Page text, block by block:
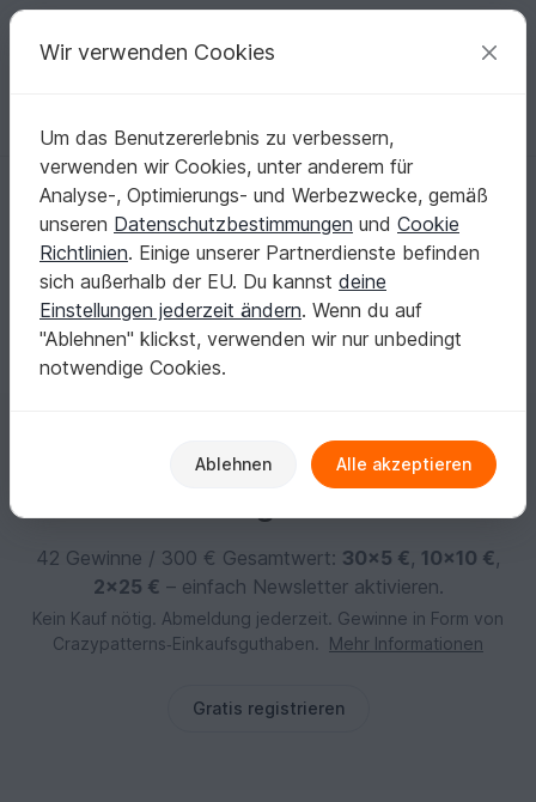
Deine kreativen Ideen
Deutsch | € (EUR) einloggen Kostenlos registrieren
strickfee61
Keine Informationen vorhanden
Gewinne jeden Monat
42 Gewinne / 300 € Gesamtwert: 30×5 €, 10×10 €,
2×25 € – einfach Newsletter aktivieren.
Kein Kauf nötig. Abmeldung jederzeit. Gewinne in Form von
Crazypatterns‑Einkaufsguthaben.
Mehr Informationen
Gratis registrieren
Wir verwenden Cookies
Um das Benutzererlebnis zu verbessern,
verwenden wir Cookies, unter anderem für
Analyse-, Optimierungs- und Werbezwecke, gemäß
unseren Datenschutzbestimmungen und Cookie
Richtlinien. Einige unserer Partnerdienste befinden
sich außerhalb der EU. Du kannst deine
Einstellungen jederzeit ändern. Wenn du auf
"Ablehnen" klickst, verwenden wir nur unbedingt
notwendige Cookies.
Ablehnen Alle akzeptieren